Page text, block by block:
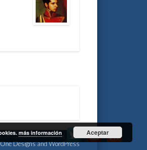
One DesignsandWordPress
más información Aceptar